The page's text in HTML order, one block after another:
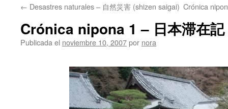
← Desastres naturales – 自然災害 (shizen saigai) Crónica
Crónica nipona 1 – 日本滞在
Publicada el noviembre 10, 2007por nora